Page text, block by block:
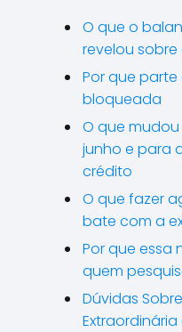
O que o
revelou sobre
Por que
bloqueada
O que
junho e para
crédito
O que fazer
bate com a
Por que essa
quem
Dúvidas
Extraordinária